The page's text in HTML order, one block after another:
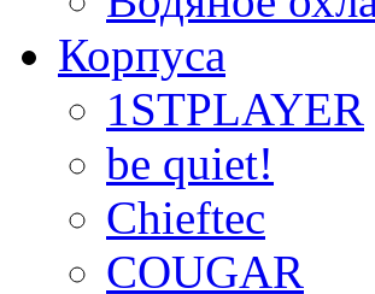
Корпуса
1STPLAYER
be quiet!
Chieftec
COUGAR